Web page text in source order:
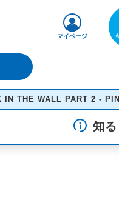
マイページ
PART 2 - PINK FLOYD
知る